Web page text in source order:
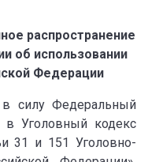
распространение
об использовании
Федерации
силу Федеральный
в Уголовный кодекс
31 и 151 Уголовно-